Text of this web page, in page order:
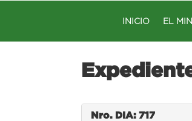
INICIO EL
Nro. DIA: 717